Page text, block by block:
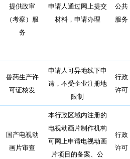
提供政审
（考察）服
务
申请人通过网上提交
材料，申请办理
公共
服务
兽药生产许
可证核发
申请人可异地线下申
请，不受企业注册地
限制
行政
许可
国产电视动
画片审查
本行政区域内注册的
电视动画片制作机构
可网上申请电视动画
片项目的备案、公
行政
许可